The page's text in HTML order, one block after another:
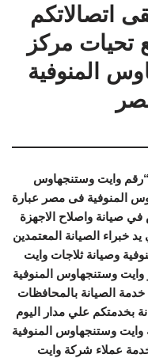
اتصالاتكم
تحيات مركز
المنوفية
وايت وستنجهاوس
المنوفية فى مصر عبارة
صيانة واصلاح الاجهزة
خبراء الصيانة المعتمدين
وصيانة ثلاجات وايت
وستنجهاوس المنوفية
الصيانة بالمحافظات
بخدمتكم علي مدار اليوم
وايت وستنجهاوس المنوفية
عملاء شركة وايت